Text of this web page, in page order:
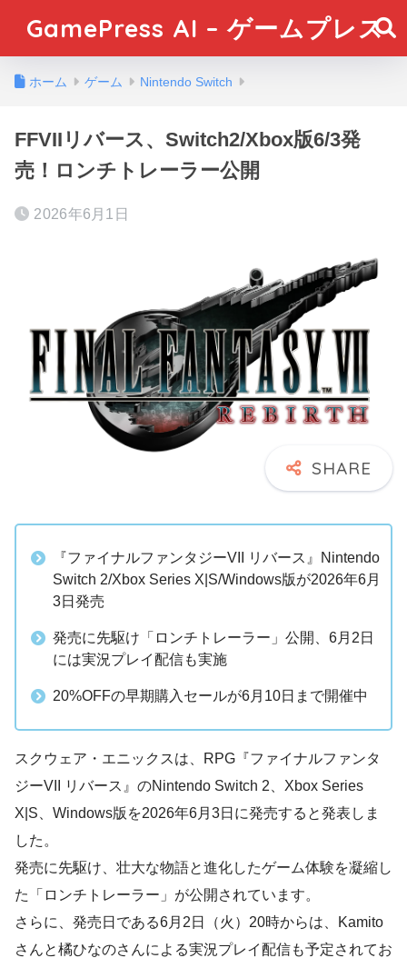
GamePress AI – ゲームプレス
ホーム ゲーム Nintendo Switch
FFVIIリバース、Switch2/Xbox版6/3発
売！ロンチトレーラー公開
2026年6月1日
『ファイナルファンタジーVII リバース』Nintendo
Switch 2/Xbox Series X|S/Windows版が2026年6月
3日発売
発売に先駆け「ロンチトレーラー」公開、6月2日
には実況プレイ配信も実施
20%OFFの早期購入セールが6月10日まで開催中
スクウェア・エニックスは、RPG『ファイナルファンタ
ジーVII リバース』のNintendo Switch 2、Xbox Series
X|S、Windows版を2026年6月3日に発売すると発表しま
した。
発売に先駆け、壮大な物語と進化したゲーム体験を凝縮し
た「ロンチトレーラー」が公開されています。
さらに、発売日である6月2日（火）20時からは、Kamito
さんと橘ひなのさんによる実況プレイ配信も予定されてお